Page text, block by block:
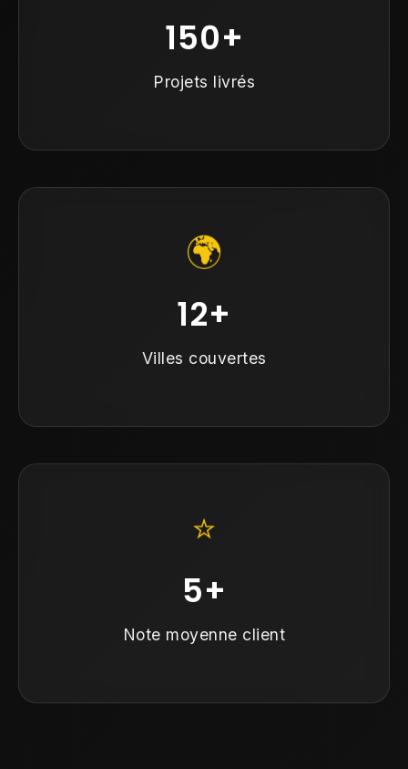
150+
Projets livrés
🌍
12+
Villes couvertes
⭐
5+
Note moyenne client